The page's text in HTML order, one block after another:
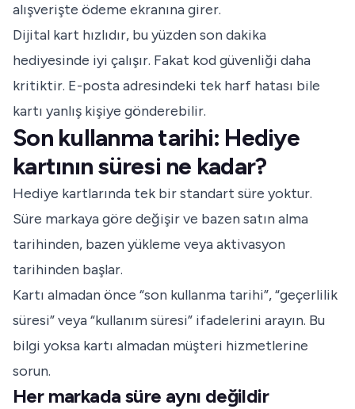
alışverişte ödeme ekranına girer.
Dijital kart hızlıdır, bu yüzden son dakika
hediyesinde iyi çalışır. Fakat kod güvenliği daha
kritiktir. E-posta adresindeki tek harf hatası bile
kartı yanlış kişiye gönderebilir.
Son kullanma tarihi: Hediye
kartının süresi ne kadar?
Hediye kartlarında tek bir standart süre yoktur.
Süre markaya göre değişir ve bazen satın alma
tarihinden, bazen yükleme veya aktivasyon
tarihinden başlar.
Kartı almadan önce “son kullanma tarihi”, “geçerlilik
süresi” veya “kullanım süresi” ifadelerini arayın. Bu
bilgi yoksa kartı almadan müşteri hizmetlerine
sorun.
Her markada süre aynı değildir